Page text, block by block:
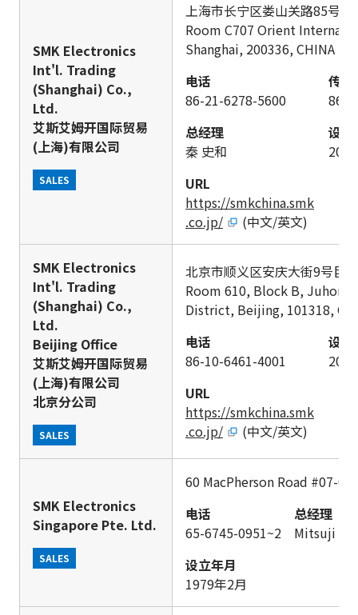
SMK Electronics
Int'l. Trading
(Shanghai) Co.,
Ltd.
艾斯艾姆开国际贸易
(上海)有限公司
SALES
上海市长宁区娄山关路85号
Room C707 Orient
Shanghai, 200336, CHINA
电话
86-21-6278-5600
传真
86-
总经理
秦 史和
设立
URL
https://smkchina.smk
.co.jp/
(中文/英文)
SMK Electronics
Int'l. Trading
(Shanghai) Co.,
Ltd.
Beijing Office
艾斯艾姆开国际贸易
(上海)有限公司
北京分公司
SALES
北京市顺义区安庆大街9号巨
Room 610, Block B,
District, Beijing, 101318,
电话
86-10-6461-4001
设立
URL
https://smkchina.smk
.co.jp/
(中文/英文)
SMK Electronics
Singapore Pte. Ltd.
SALES
60 MacPherson Road #07-
电话
65-6745-0951~2
总经理
Mitsuji
设立年月
1979年2月